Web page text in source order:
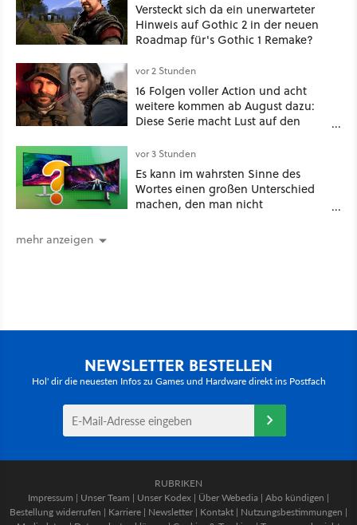
Versteckt sich da ein unerwarteter
Hinweis auf Gothic 2 in der neuen
Roadmap für's Gothic 1 Remake?
vor 2 Stunden
16 Folgen voller Action und acht
weitere kommen ab August dazu:
Diese Serie macht Lust auf den
vor 3 Stunden
Es kann im wahrsten Sinne des
Wortes einen großen Unterschied
machen, den man nicht
mehr anzeigen
NEWSLETTER BESTELLEN
Hol' dir die neuesten Infos zu Games und Hardware direkt ins Postfach
RUBRIKEN
Impressum | Unser Team | Unser Kodex | Über Webedia | Abo kündigen |
Bestellung widerrufen | Karriere | Newsletter | Kontakt | Nutzungsbestimmungen |